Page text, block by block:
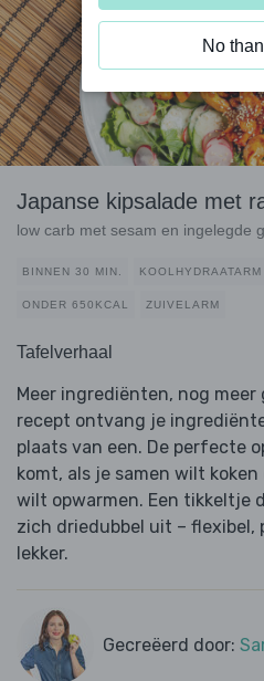
Japanse kipsalade met
low carb met sesam en ingelegde
BINNEN 30 MIN. KOOLHYDRAATARM
ONDER 650KCAL ZUIVELARM
Tafelverhaal
Meer ingrediënten, nog
recept ontvang je
plaats van een. De perfecte
komt, als je samen wilt
wilt opwarmen. Een tikkeltje
zich driedubbel uit – flexibel,
lekker.
Gecreëerd door:
No